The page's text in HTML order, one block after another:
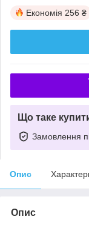
Економія 256 ₴
Що таке
Замовлення
Опис
Опис